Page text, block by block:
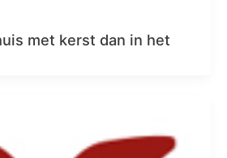
met kerst dan in het